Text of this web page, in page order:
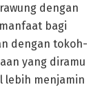
dengan
bagi
dengan tokoh-
yang diramu
lebih menjamin